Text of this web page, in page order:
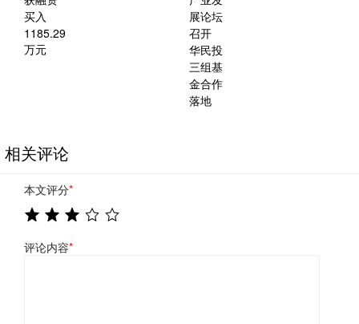
相关评论
本文评分*
评论内容*